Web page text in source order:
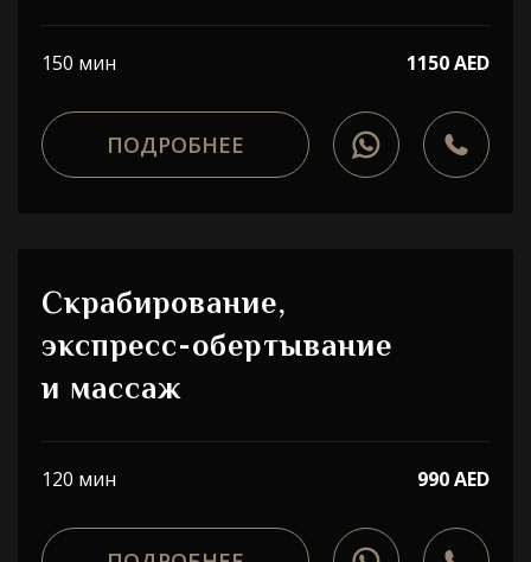
150 мин 1150 AED
ПОДРОБНЕЕ
Скрабирование,
экспресс-обертывание
и массаж
120 мин 990 AED